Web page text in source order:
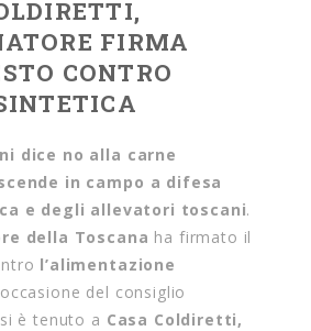
FIRMA
CONTRO
dice no alla carne
in campo a difesa
e degli allevatori toscani.
della Toscana ha firmato il
l’alimentazione
del consiglio
è tenuto a Casa Coldiretti,